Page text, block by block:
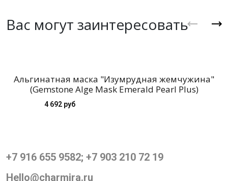
Вас могут заинтересовать
Альгинатная маска "Изумрудная жемчужина"
(Gemstone Alge Mask Emerald Pearl Plus)
4 692 руб
+7 916 655 9582; +7 903 210 72 19
Hello@charmira.ru